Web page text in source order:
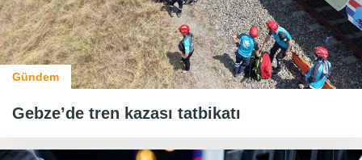
Gündem
Gebze’de tren kazası tatbikatı